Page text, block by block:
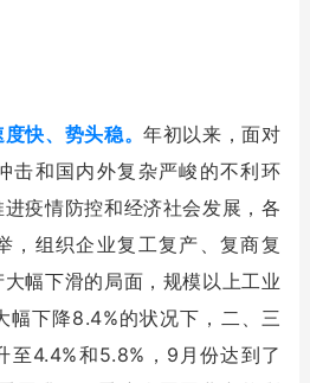
快、势头稳。年初以来，面对
击和国内外复杂严峻的不利环
疫情防控和经济社会发展，各
，组织企业复工复产、复商复
幅下滑的局面，规模以上工业
幅下降8.4%的状况下，二、三
至4.4%和5.8%，9月份达到了